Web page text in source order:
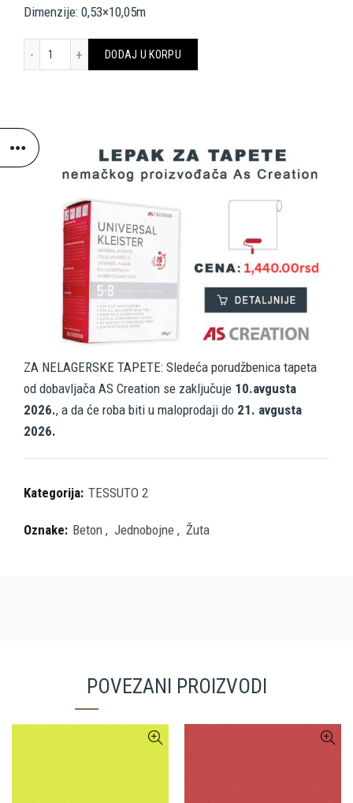
Dimenzije: 0,53×10,05m
Architects Paper Wallpaper 968586 količina
DODAJ U KORPU
ZA NELAGERSKE TAPETE: Sledeća porudžbenica tapeta
od dobavljača AS Creation se zaključuje 10.avgusta
2026., a da će roba biti u maloprodaji do 21. avgusta
2026.
Kategorija: TESSUTO 2
Oznake: Beton , Jednobojne , Žuta
POVEZANI PROIZVODI